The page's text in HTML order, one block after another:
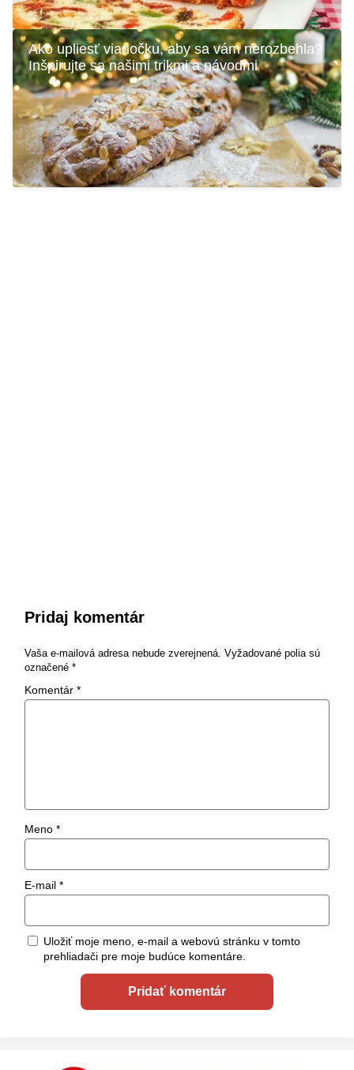
Ako upliesť vianočku, aby sa vám nerozbehla?
Inšpirujte sa našimi trikmi a návodmi
Pridaj komentár
Vaša e-mailová adresa nebude zverejnená. Vyžadované polia sú
označené *
Komentár *
Meno *
E-mail *
Uložiť moje meno, e-mail a webovú stránku v tomto
prehliadači pre moje budúce komentáre.